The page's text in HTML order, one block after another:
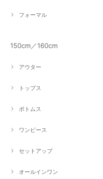
フォーマル
150cm／160cm
アウター
トップス
ボトムス
ワンピース
セットアップ
オールインワン